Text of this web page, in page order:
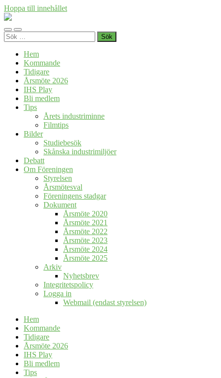
Hoppa till innehållet
Föreningen
i
Skåne
Slå
på/av
Slå
på/av
Sök
efter:
Hem
Kommande
Tidigare
Årsmöte 2026
IHS Play
Bli medlem
Tips
Årets industriminne
Filmtips
Bilder
Studiebesök
Skånska industrimiljöer
Debatt
Om Föreningen
Styrelsen
Årsmötesval
Föreningens stadgar
Dokument
Årsmöte 2020
Årsmöte 2021
Årsmöte 2022
Årsmöte 2023
Årsmöte 2024
Årsmöte 2025
Arkiv
Nyhetsbrev
Integritetspolicy
Logga in
Webmail (endast styrelsen)
Hem
Kommande
Tidigare
Årsmöte 2026
IHS Play
Bli medlem
Tips